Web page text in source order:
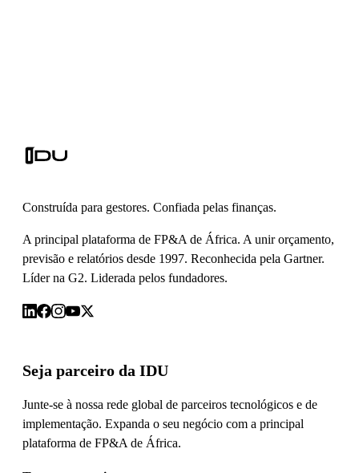
Construída para gestores. Confiada pelas finanças.
A principal plataforma de FP&A de África. A unir orçamento,
previsão e relatórios desde 1997. Reconhecida pela Gartner.
Líder na G2. Liderada pelos fundadores.
Seja parceiro da IDU
Junte-se à nossa rede global de parceiros tecnológicos e de
implementação. Expanda o seu negócio com a principal
plataforma de FP&A de África.